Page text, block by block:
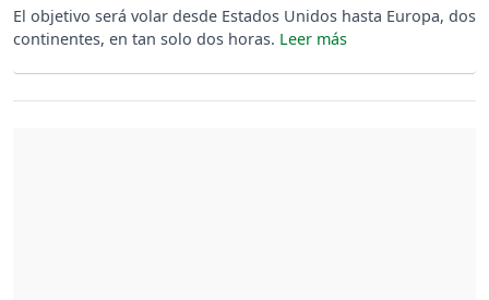
El objetivo será volar desde Estados Unidos hasta Europa, dos
continentes, en tan solo dos horas.